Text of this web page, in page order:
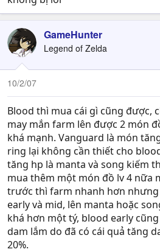
GameHunter
Legend of Zelda
10/2/07
Blood thì mua cái gì cũng được,
may mắn farm lên được 2 món
khá mạnh. Vanguard là món
ring lại không cần thiết cho
tăng hp là manta và song kiếm
mua thêm một món đồ lv 4 nữa
trước thì farm nhanh hơn
early và mid, lên manta hoặc
khá hơn một tý, blood early
dam lắm do đã có cái quả tăng
20%.